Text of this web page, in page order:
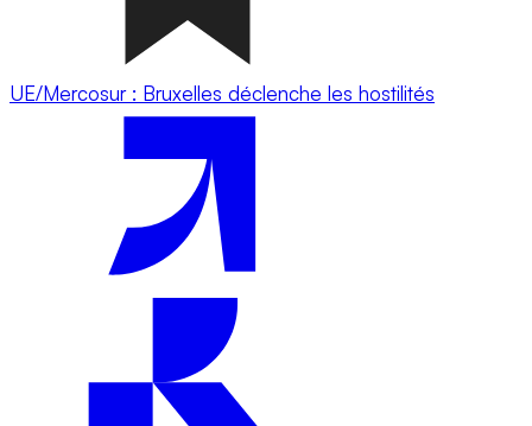
UE/Mercosur : Bruxelles déclenche les hostilités